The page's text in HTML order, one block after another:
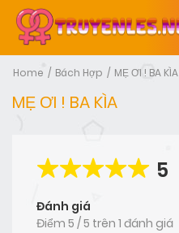
Home Bách Hợp MẸ ƠI ! BA KÌA
MẸ ƠI ! BA KÌA
5
Đánh giá
Điểm 5 /5 trên 1 đánh giá